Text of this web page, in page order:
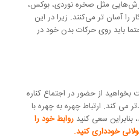
مثل صخره نوردی، بوکس،
را آسان تر می‌کنند. زیرا در این
باید روی حرکات بدن خود در
از حضور در اجتماع کناره
می کند. ارتباط چهره به چهره با
سعی کنید روابط خود را
خودداری کنید.